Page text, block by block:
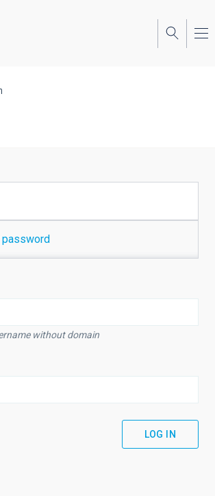
password
without domain